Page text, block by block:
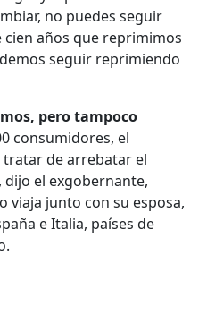
no puedes seguir
años que reprimimos
seguir reprimiendo
pero tampoco
consumidores, el
tratar de arrebatar el
el exgobernante,
viaja junto con su esposa,
e Italia, países de